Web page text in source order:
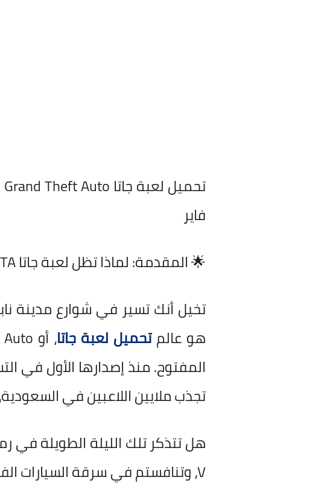
فاير
🌟 المقدمة: لماذا تظل لعبة جاتا GTA خيارك الأول في عالم الألعاب؟
تخيل أنك تسير في شوارع مدينة
هو عالمتحميل لعبة جاتا
تجذب ملايين اللاعبين في
هل تتذكر تلك الليلة الطويلة في
V، وتنافستم في سرقة السيارات الفاخرة أو إكمال المهام السرية؟ هذه اللحظات هي ما يجعل